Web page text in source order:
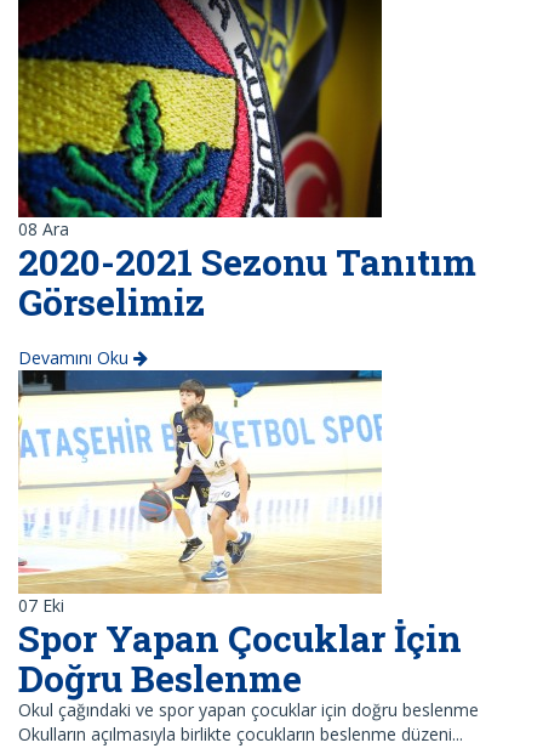
08 Ara
2020-2021 Sezonu Tanıtım
Görselimiz
Devamını Oku
07 Eki
Spor Yapan Çocuklar İçin
Doğru Beslenme
Okul çağındaki ve spor yapan çocuklar için doğru beslenme
Okulların açılmasıyla birlikte çocukların beslenme düzeni...